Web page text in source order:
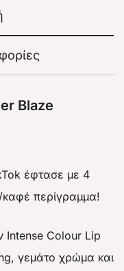
Blaze
έφτασε με 4
περίγραμμα!
Intense Colour Lip
γεμάτο χρώμα και